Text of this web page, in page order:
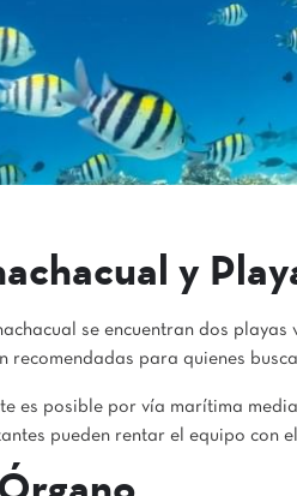
y
se encuentran dos
recomendadas para quienes
es posible por vía marítima
pueden rentar el equipo con